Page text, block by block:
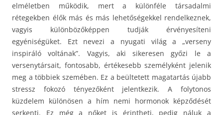
elméletben működik, mert a különféle társadalmi
rétegekben élők más és más lehetőségekkel rendelkeznek,
vagyis különbözőképpen tudják érvényesíteni
egyéniségüket. Ezt nevezi a nyugati világ a „verseny
inspiráló voltának”. Vagyis, aki sikeresen győzi le a
versenytársait, fontosabb, értékesebb személyként jelenik
meg a többiek szemében. Ez a beültetett magatartás újabb
stressz fokozó tényezőként jelentkezik. A folytonos
küzdelem különösen a hím nemi hormonok képződését
serkenti. Ez még a nőket is érintheti, pedig náluk a